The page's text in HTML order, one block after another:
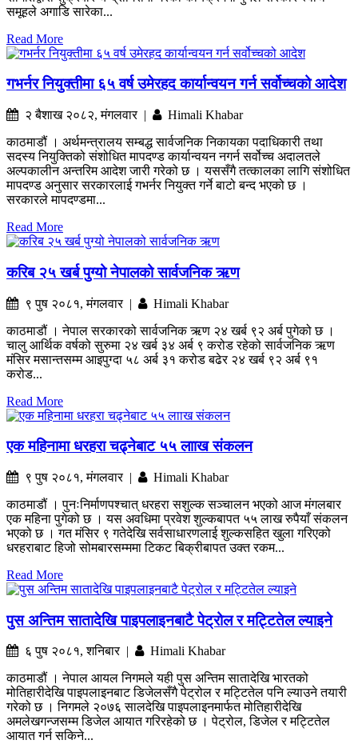
समूहले अगाडि सारेका...
Read More
गभर्नर नियुक्तीमा ६५ वर्ष उमेरहद कार्यान्वयन गर्न सर्वोच्चको आदेश
२ बैशाख २०८२, मंगलवार |
Himali Khabar
काठमाडौं । अर्थमन्त्रालय सम्बद्ध सार्वजनिक निकायका पदाधिकारी तथा
सदस्य नियुक्तिको संशोधित मापदण्ड कार्यान्वयन नगर्न सर्वोच्च अदालतले
अल्पकालीन अन्तरिम आदेश जारी गरेको छ । यससँगै तत्कालका लागि संशोधित
मापदण्ड अनुसार सरकारलाई गभर्नर नियुक्त गर्ने बाटो बन्द भएको छ ।
सरकारले मापदण्डमा...
Read More
करिब २५ खर्ब पुग्यो नेपालको सार्वजनिक ऋण
९ पुष २०८१, मंगलवार |
Himali Khabar
काठमाडौं । नेपाल सरकारको सार्वजनिक ऋण २४ खर्ब ९२ अर्ब पुगेको छ ।
चालु आर्थिक वर्षको सुरुमा २४ खर्ब ३४ अर्ब ९ करोड रहेको सार्वजनिक ऋण
मंसिर मसान्तसम्म आइपुग्दा ५८ अर्ब ३१ करोड बढेर २४ खर्ब ९२ अर्ब ९१
करोड...
Read More
एक महिनामा धरहरा चढ्नेबाट ५५ लााख संकलन
९ पुष २०८१, मंगलवार |
Himali Khabar
काठमाडौं । पुनःनिर्माणपश्चात् धरहरा सशुल्क सञ्चालन भएको आज मंगलबार
एक महिना पुगेको छ । यस अवधिमा प्रवेश शुल्कबापत ५५ लाख रुपैयाँ संकलन
भएको छ । गत मंसिर ९ गतेदेखि सर्वसाधारणलाई शुल्कसहित खुला गरिएको
धरहराबाट हिजो सोमबारसम्ममा टिकट बिक्रीबापत उक्त रकम...
Read More
पुस अन्तिम सातादेखि पाइपलाइनबाटै पेट्रोल र मट्टितेल ल्याइने
६ पुष २०८१, शनिबार |
Himali Khabar
काठमाडौं । नेपाल आयल निगमले यही पुस अन्तिम सातादेखि भारतको
मोतिहारीदेखि पाइपलाइनबाट डिजेलसँगै पेट्रोल र मट्टितेल पनि ल्याउने तयारी
गरेको छ । निगमले २०७६ सालदेखि पाइपलाइनमार्फत मोतिहारीदेखि
अमलेखगन्जसम्म डिजेल आयात गरिरहेको छ । पेट्रोल, डिजेल र मट्टितेल
आयात गर्न सकिने...